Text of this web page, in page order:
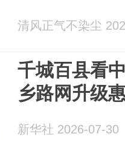
清风正气不染尘
千城百县看
乡路网升级
新华社 2026-07-30